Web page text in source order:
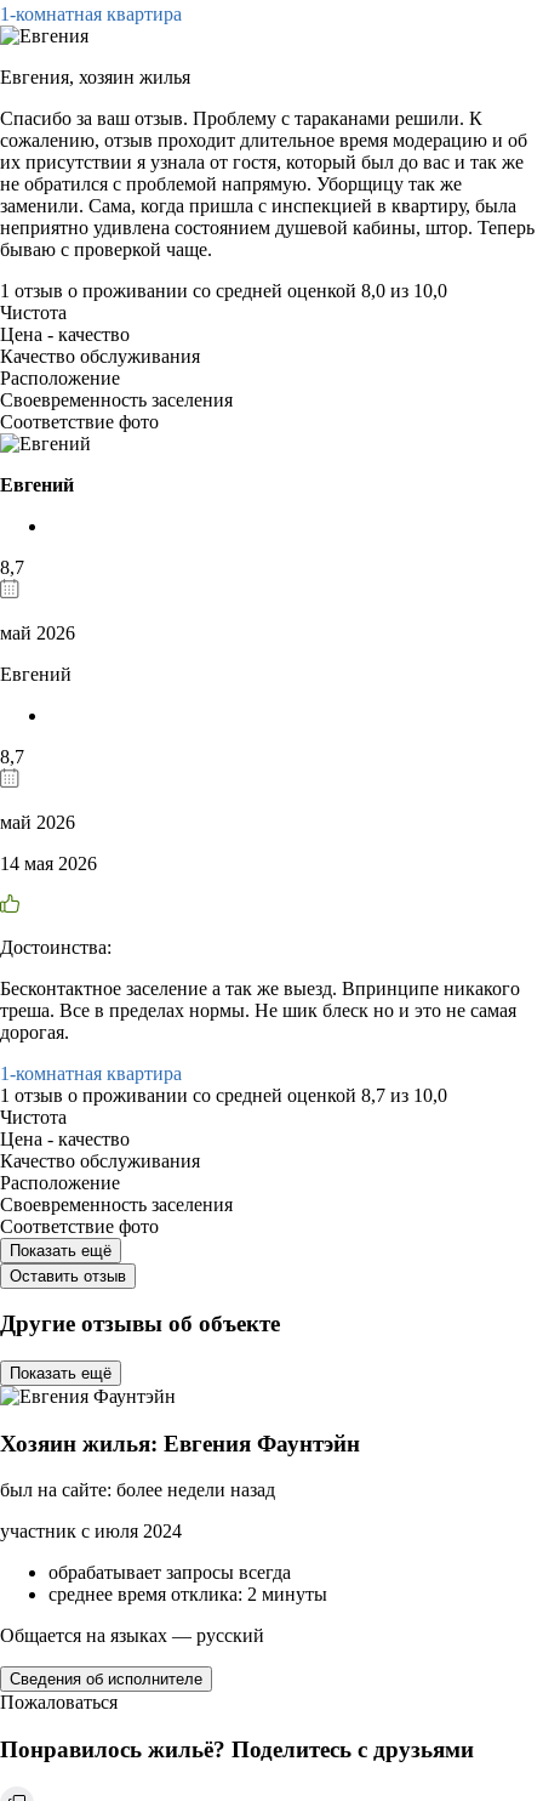
1-комнатная квартира
Евгения, хозяин жилья
Спасибо за ваш отзыв. Проблему с тараканами решили. К
сожалению, отзыв проходит длительное время модерацию и об
их присутствии я узнала от гостя, который был до вас и так же
не обратился с проблемой напрямую. Уборщицу так же
заменили. Сама, когда пришла с инспекцией в квартиру, была
неприятно удивлена состоянием душевой кабины, штор. Теперь
бываю с проверкой чаще.
1 отзыв о проживании со средней оценкой 8,0 из 10,0
Чистота
Цена - качество
Качество обслуживания
Расположение
Своевременность заселения
Соответствие фото
Евгений
8,7
май 2026
Евгений
8,7
май 2026
14 мая 2026
Достоинства:
Бесконтактное заселение а так же выезд. Впринципе никакого
треша. Все в пределах нормы. Не шик блеск но и это не самая
дорогая.
1-комнатная квартира
1 отзыв о проживании со средней оценкой 8,7 из 10,0
Чистота
Цена - качество
Качество обслуживания
Расположение
Своевременность заселения
Соответствие фото
Показать ещё
Оставить отзыв
Другие отзывы об объекте
Показать ещё
Хозяин жилья: Евгения Фаунтэйн
был на сайте: более недели назад
участник с июля 2024
обрабатывает запросы всегда
среднее время отклика: 2 минуты
Общается на языках — русский
Сведения об исполнителе
Пожаловаться
Понравилось жильё? Поделитесь с друзьями